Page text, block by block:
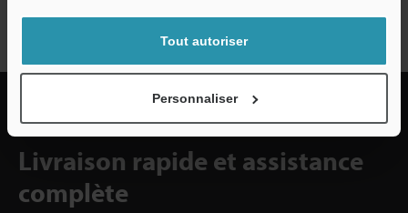
Tout autoriser
Personnaliser
Livraison rapide et assistance
complète